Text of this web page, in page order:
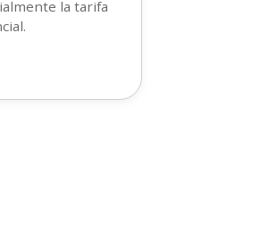
la tarifa